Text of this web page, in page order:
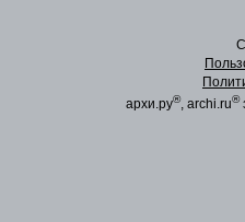
архи.ру®, archi.ru®